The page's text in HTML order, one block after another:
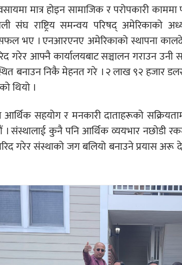
मात्र होइन सामाजिक र परोपकारी
संघ राष्ट्रिय समन्वय परिषद् अमेरिकाको
भए । एनआरएनए अमेरिकाको स्थापना
गरेर आफ्नै कार्यालयबाट सञ्चालन गराउन
बनाउन निकै मेहनत गरे । २ लाख ९२ हजार
थियो ।
आर्थिक सहयोग र मनकारी दाताहरूको
। संस्थालाई कुनै पनि आर्थिक व्ययभार नछोडी
गरेर संस्थाको जग बलियो बनाउने प्रयास अरू